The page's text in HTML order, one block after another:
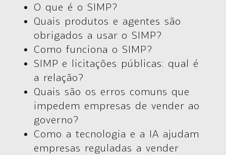
O que é o SIMP?
Quais produtos e agentes são
obrigados a usar o SIMP?
Como funciona o SIMP?
SIMP e licitações públicas: qual é
a relação?
Quais são os erros comuns que
impedem empresas de vender ao
governo?
Como a tecnologia e a IA ajudam
empresas reguladas a vender